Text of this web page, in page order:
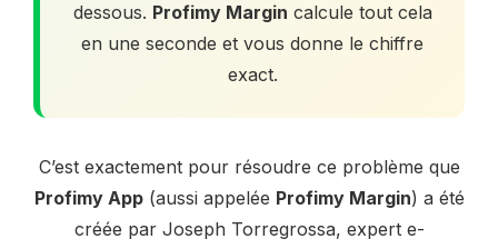
dessous. Profimy Margin calcule tout cela
en une seconde et vous donne le chiffre
exact.
C’est exactement pour résoudre ce problème que
Profimy App(aussi appelée Profimy Margin) a été
créée par Joseph Torregrossa, expert e-